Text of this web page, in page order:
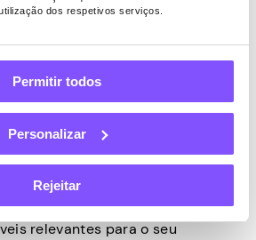
dos respetivos serviços.
Permitir todos
Personalizar
Rejeitar
os usuários clicam e
links
em suas descrições de
de blog.
experimentar o marketing
está o que você deve
a programas de afiliados
relevantes para o seu